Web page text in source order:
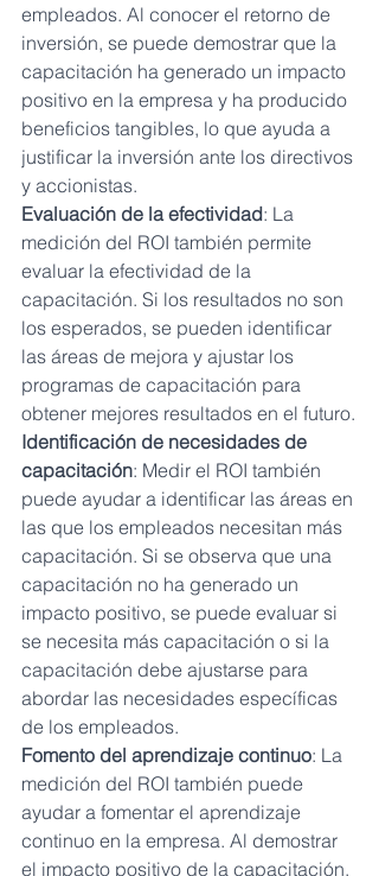
empleados. Al conocer el retorno de
inversión, se puede demostrar que la
capacitación ha generado un impacto
positivo en la empresa y ha producido
beneficios tangibles, lo que ayuda a
justificar la inversión ante los directivos
y accionistas.
Evaluación de la efectividad: La
medición del ROI también permite
evaluar la efectividad de la
capacitación. Si los resultados no son
los esperados, se pueden identificar
las áreas de mejora y ajustar los
programas de capacitación para
obtener mejores resultados en el futuro.
Identificación de necesidades de
capacitación: Medir el ROI también
puede ayudar a identificar las áreas en
las que los empleados necesitan más
capacitación. Si se observa que una
capacitación no ha generado un
impacto positivo, se puede evaluar si
se necesita más capacitación o si la
capacitación debe ajustarse para
abordar las necesidades específicas
de los empleados.
Fomento del aprendizaje continuo: La
medición del ROI también puede
ayudar a fomentar el aprendizaje
continuo en la empresa. Al demostrar
el impacto positivo de la capacitación,